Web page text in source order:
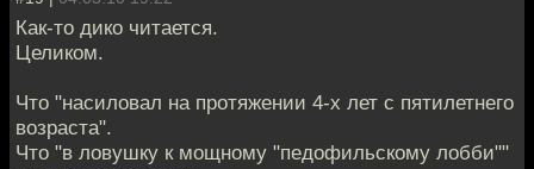
Как-то дико читается.
Целиком.
Что "насиловал на протяжении 4-х лет с пятилетнего
возраста".
Что "в ловушку к мощному "педофильскому лобби""